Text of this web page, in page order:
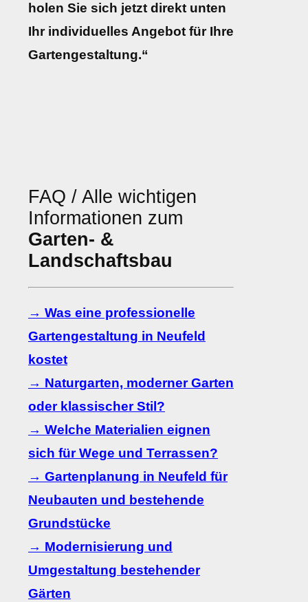
holen Sie sich jetzt direkt unten
Ihr individuelles Angebot für Ihre
Gartengestaltung.“
FAQ / Alle wichtigen
Informationen zum
Garten- &
Landschaftsbau
→ Was eine professionelle
Gartengestaltung in Neufeld
kostet
→ Naturgarten, moderner Garten
oder klassischer Stil?
→ Welche Materialien eignen
sich für Wege und Terrassen?
→ Gartenplanung in Neufeld für
Neubauten und bestehende
Grundstücke
→ Modernisierung und
Umgestaltung bestehender
Gärten